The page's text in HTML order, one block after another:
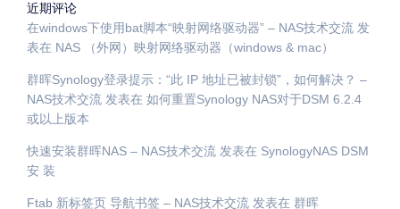
近期评论
在windows下使用bat脚本“映射网络驱动器” – NAS技术交流 发
表在 NAS （外网）映射网络驱动器（windows & mac）
群晖Synology登录提示：“此 IP 地址已被封锁”，如何解决？ –
NAS技术交流 发表在 如何重置Synology NAS对于DSM 6.2.4
或以上版本
快速安装群晖NAS – NAS技术交流 发表在 SynologyNAS DSM
安 装
Ftab 新标签页 导航书签 – NAS技术交流 发表在 群晖